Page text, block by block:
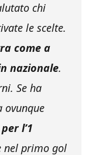
chi
le scelte.
come a
nazionale.
Se ha
ovunque
l’1
nel primo gol